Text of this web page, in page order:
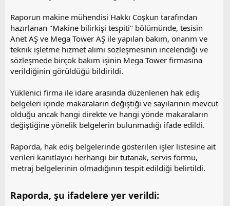
Raporun makine mühendisi Hakkı Coşkun tarafından
hazırlanan "Makine bilirkişi tespiti" bölümünde, tesisin
Anet AŞ ve Mega Tower AŞ ile yapılan bakım, onarım ve
teknik işletme hizmet alımı sözleşmesinin incelendiği ve
sözleşmede birçok bakım işinin Mega Tower firmasına
verildiğinin görüldüğü bildirildi.
Yüklenici firma ile idare arasında düzenlenen hak ediş
belgeleri içinde makaraların değiştiği ve sayılarının mevcut
olduğu ancak hangi direkte ve hangi yönde makaraların
değiştiğine yönelik belgelerin bulunmadığı ifade edildi.
Raporda, hak ediş belgelerinde gösterilen işler listesine ait
verileri kanıtlayıcı herhangi bir tutanak, servis formu,
metraj belgelerinin olmadığının tespit edildiği belirtildi.
Raporda, şu ifadelere yer verildi:​